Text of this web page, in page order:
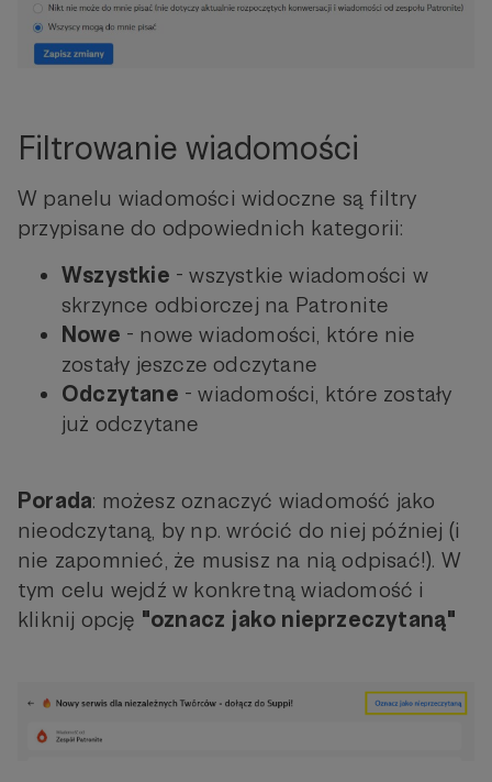
Filtrowanie wiadomości
W panelu wiadomości widoczne są filtry
przypisane do odpowiednich kategorii:
Wszystkie - wszystkie wiadomości w
skrzynce odbiorczej na Patronite
Nowe - nowe wiadomości, które nie
zostały jeszcze odczytane
Odczytane - wiadomości, które zostały
już odczytane
Porada: możesz oznaczyć wiadomość jako
nieodczytaną, by np. wrócić do niej później (i
nie zapomnieć, że musisz na nią odpisać!). W
tym celu wejdź w konkretną wiadomość i
kliknij opcję "oznacz jako nieprzeczytaną"